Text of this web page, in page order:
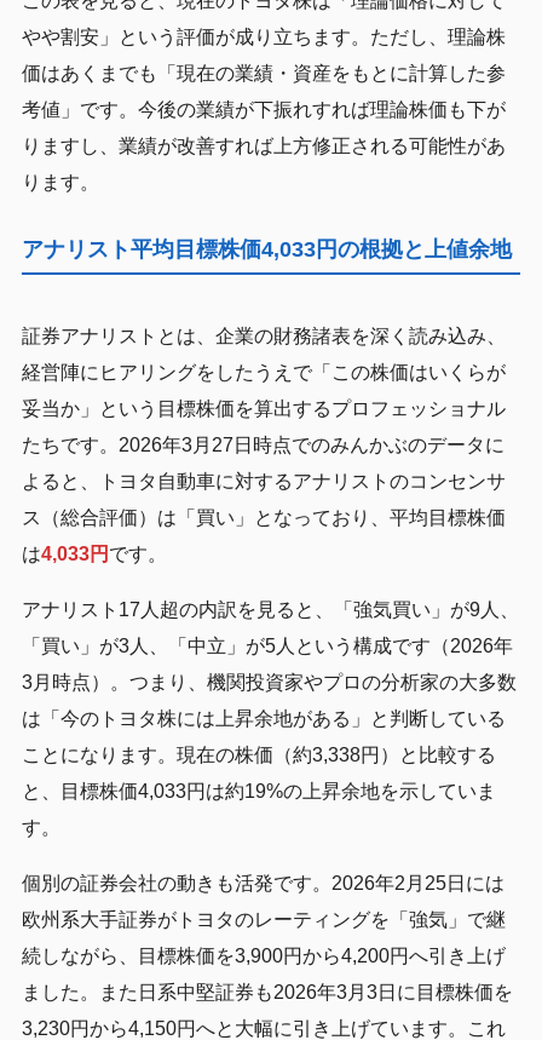
やや割安」という評価が成り立ちます。ただし、理論株
価はあくまでも「現在の業績・資産をもとに計算した参
考値」です。今後の業績が下振れすれば理論株価も下が
りますし、業績が改善すれば上方修正される可能性があ
ります。
アナリスト平均目標株価4,033円の根拠と上値余地
証券アナリストとは、企業の財務諸表を深く読み込み、
経営陣にヒアリングをしたうえで「この株価はいくらが
妥当か」という目標株価を算出するプロフェッショナル
たちです。2026年3月27日時点でのみんかぶのデータに
よると、トヨタ自動車に対するアナリストのコンセンサ
ス（総合評価）は「買い」となっており、平均目標株価
は4,033円 です。
アナリスト17人超の内訳を見ると、「強気買い」が9人、
「買い」が3人、「中立」が5人という構成です（2026年
3月時点）。つまり、機関投資家やプロの分析家の大多数
は「今のトヨタ株には上昇余地がある」と判断している
ことになります。現在の株価（約3,338円）と比較する
と、目標株価4,033円は約19%の上昇余地を示していま
す。
個別の証券会社の動きも活発です。2026年2月25日には
欧州系大手証券がトヨタのレーティングを「強気」で継
続しながら、目標株価を3,900円から4,200円へ引き上げ
ました。また日系中堅証券も2026年3月3日に目標株価を
3,230円から4,150円へと大幅に引き上げています。これ